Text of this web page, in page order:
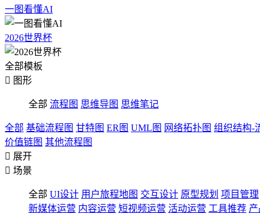
一图看懂AI
2026世界杯
全部模板
 图形
全部 流程图 思维导图 思维笔记
全部 基础流程图 甘特图 ER图 UML图 网络拓扑图 组织结构-
价值链图 其他流程图
 展开
 场景
全部 UI设计 用户旅程地图 交互设计 原型规划 项目管理
新媒体运营 内容运营 短视频运营 活动运营 工具推荐